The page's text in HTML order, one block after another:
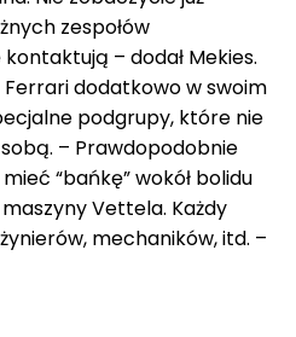
zespołów
– dodał Mekies.
Ferrari dodatkowo w swoim
podgrupy, które nie
– Prawdopodobnie
“bańkę” wokół bolidu
Vettela. Każdy
mechaników, itd. –